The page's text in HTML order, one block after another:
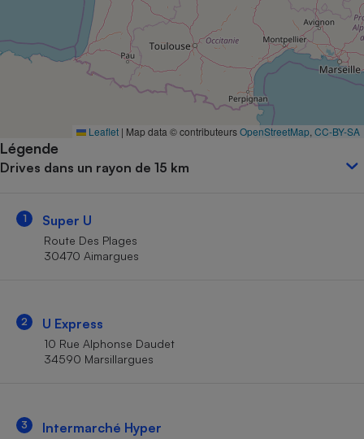
Leaflet | Map data © contributeursOpenStreetMap CC-BY-SA
Légende
Drives dans un rayon de 15 km
1 Super U
Route Des Plages
30470 Aimargues
2 U Express
10 Rue Alphonse Daudet
34590 Marsillargues
3 Intermarché Hyper
Complément
alimentaire
Assurance emprunteur
Petit électroménager -
Mutuelle